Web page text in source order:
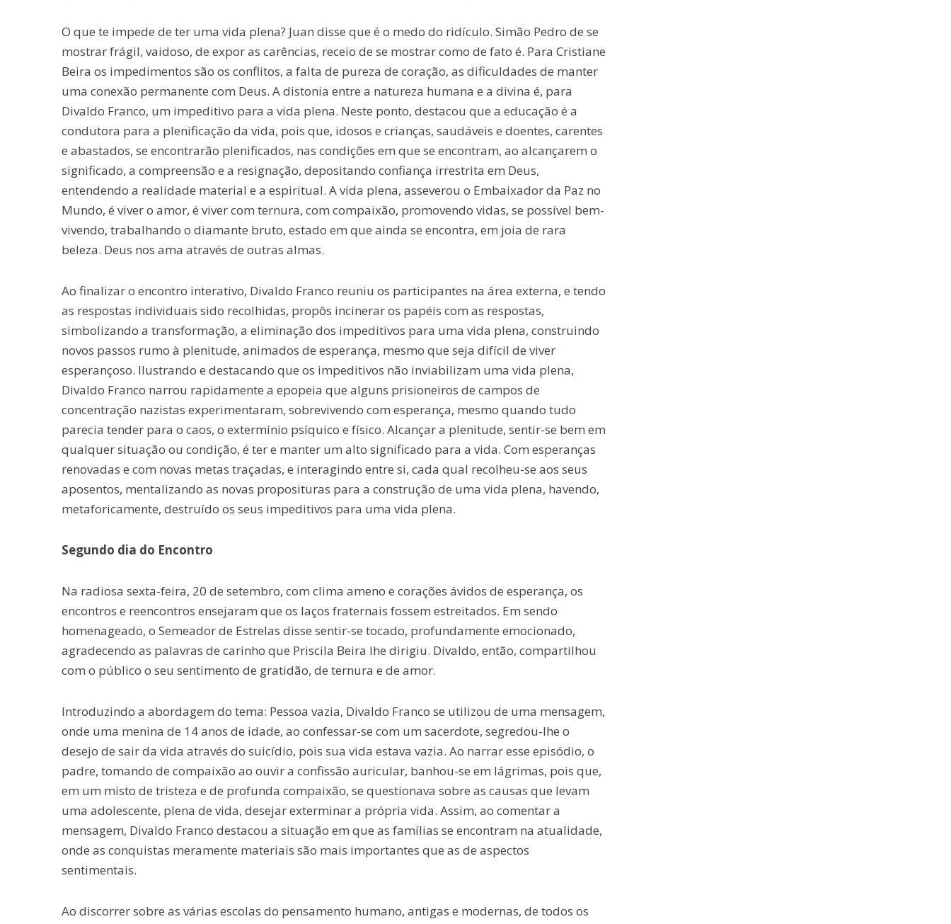
O que te impede de ter uma vida plena? Juan disse que é o medo do ridículo. Simão Pedro de se
mostrar frágil, vaidoso, de expor as carências, receio de se mostrar como de fato é. Para Cristiane
Beira os impedimentos são os conflitos, a falta de pureza de coração, as dificuldades de manter
uma conexão permanente com Deus. A distonia entre a natureza humana e a divina é, para
Divaldo Franco, um impeditivo para a vida plena. Neste ponto, destacou que a educação é a
condutora para a plenificação da vida, pois que, idosos e crianças, saudáveis e doentes, carentes
e abastados, se encontrarão plenificados, nas condições em que se encontram, ao alcançarem o
significado, a compreensão e a resignação, depositando confiança irrestrita em Deus,
entendendo a realidade material e a espiritual. A vida plena, asseverou o Embaixador da Paz no
Mundo, é viver o amor, é viver com ternura, com compaixão, promovendo vidas, se possível bem-
vivendo, trabalhando o diamante bruto, estado em que ainda se encontra, em joia de rara
beleza. Deus nos ama através de outras almas.
Ao finalizar o encontro interativo, Divaldo Franco reuniu os participantes na área externa, e tendo
as respostas individuais sido recolhidas, propôs incinerar os papéis com as respostas,
simbolizando a transformação, a eliminação dos impeditivos para uma vida plena, construindo
novos passos rumo à plenitude, animados de esperança, mesmo que seja difícil de viver
esperançoso. Ilustrando e destacando que os impeditivos não inviabilizam uma vida plena,
Divaldo Franco narrou rapidamente a epopeia que alguns prisioneiros de campos de
concentração nazistas experimentaram, sobrevivendo com esperança, mesmo quando tudo
parecia tender para o caos, o extermínio psíquico e físico. Alcançar a plenitude, sentir-se bem em
qualquer situação ou condição, é ter e manter um alto significado para a vida. Com esperanças
renovadas e com novas metas traçadas, e interagindo entre si, cada qual recolheu-se aos seus
aposentos, mentalizando as novas proposituras para a construção de uma vida plena, havendo,
metaforicamente, destruído os seus impeditivos para uma vida plena.
Segundo dia do Encontro
Na radiosa sexta-feira, 20 de setembro, com clima ameno e corações ávidos de esperança, os
encontros e reencontros ensejaram que os laços fraternais fossem estreitados. Em sendo
homenageado, o Semeador de Estrelas disse sentir-se tocado, profundamente emocionado,
agradecendo as palavras de carinho que Priscila Beira lhe dirigiu. Divaldo, então, compartilhou
com o público o seu sentimento de gratidão, de ternura e de amor.
Introduzindo a abordagem do tema: Pessoa vazia, Divaldo Franco se utilizou de uma mensagem,
onde uma menina de 14 anos de idade, ao confessar-se com um sacerdote, segredou-lhe o
desejo de sair da vida através do suicídio, pois sua vida estava vazia. Ao narrar esse episódio, o
padre, tomando de compaixão ao ouvir a confissão auricular, banhou-se em lágrimas, pois que,
em um misto de tristeza e de profunda compaixão, se questionava sobre as causas que levam
uma adolescente, plena de vida, desejar exterminar a própria vida. Assim, ao comentar a
mensagem, Divaldo Franco destacou a situação em que as famílias se encontram na atualidade,
onde as conquistas meramente materiais são mais importantes que as de aspectos
sentimentais.
Ao discorrer sobre as várias escolas do pensamento humano, antigas e modernas, de todos os